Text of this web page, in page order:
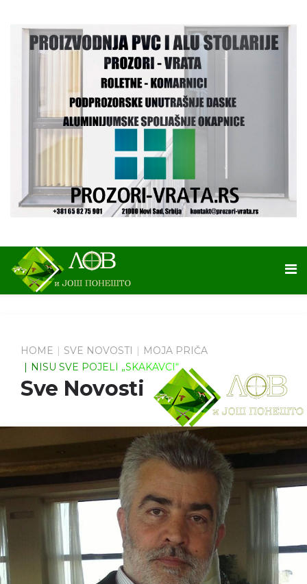
HOME SVE NOVOSTI
MOJA PRIČA
NISU SVE POJELI „SKAKAVCI“
Sve Novosti